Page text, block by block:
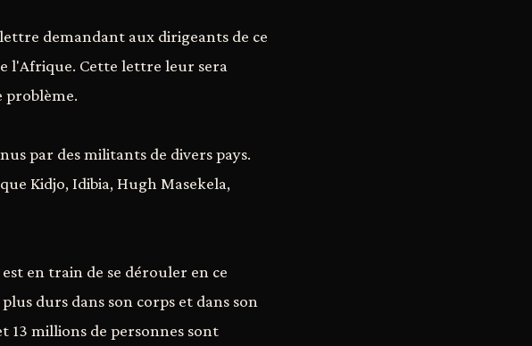
demandant aux dirigeants de ce
l'Afrique. Cette lettre leur sera
problème.
par des militants de divers pays.
Kidjo, Idibia, Hugh Masekela,
en train de se dérouler en ce
durs dans son corps et dans son
13 millions de personnes sont